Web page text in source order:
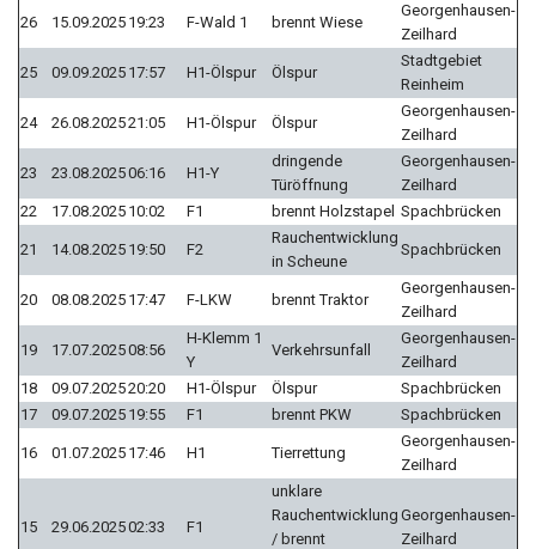
26 15.09.2025 19:23 F-Wald 1 brennt Wiese
Georgenhausen-
Zeilhard
25 09.09.2025 17:57 H1-Ölspur Ölspur
Stadtgebiet
Reinheim
24 26.08.202521:05 H1-Ölspur Ölspur
Georgenhausen-
Zeilhard
23 23.08.202506:16 H1-Y
dringende
Türöffnung
Georgenhausen-
Zeilhard
22
17.08.2025 10:02 F1 brennt Holzstapel Spachbrücken
21 14.08.2025 19:50 F2
Rauchentwicklung
in Scheune
Spachbrücken
20 08.08.2025 17:47 F-LKW brennt Traktor
Georgenhausen-
Zeilhard
19 17.07.202508:56
H-Klemm 1
Y
Verkehrsunfall
Georgenhausen-
Zeilhard
18
09.07.202520:20 H1-Ölspur Ölspur
Spachbrücken
17
09.07.2025 19:55 F1 brennt PKW Spachbrücken
16 01.07.2025 17:46 H1 Tierrettung
Georgenhausen-
Zeilhard
15 29.06.202502:33 F1
unklare
Rauchentwicklung
/ brennt
Georgenhausen-
Zeilhard